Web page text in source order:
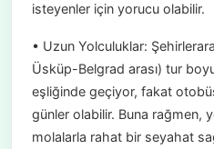
isteyenler için yorucu olabilir.
• Uzun Yolculuklar:
Üsküp-Belgrad arası) tur
eşliğinde geçiyor, fakat
günler olabilir. Buna rağmen,
molalarla rahat bir seyahat